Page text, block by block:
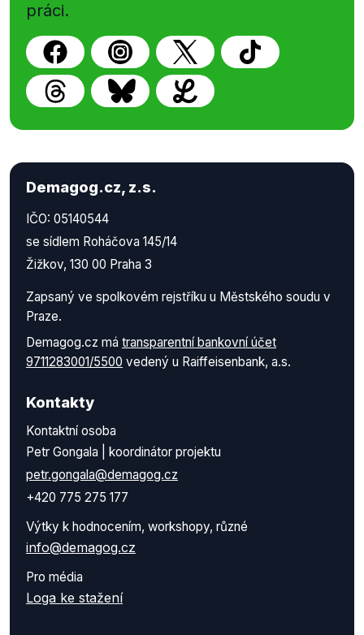
práci.
Demagog.cz, z.s.
IČO: 05140544
se sídlem Roháčova 145/14
Žižkov, 130 00 Praha 3
Zapsaný ve spolkovém rejstříku u Městského soudu v
Praze.
Demagog.cz má transparentní bankovní účet
9711283001/5500 vedený u Raiffeisenbank, a.s.
Kontakty
Kontaktní osoba
Petr Gongala | koordinátor projektu
petr.gongala@demagog.cz
+420 775 275 177
Výtky k hodnocením, workshopy, různé
info@demagog.cz
Pro média
Loga ke stažení